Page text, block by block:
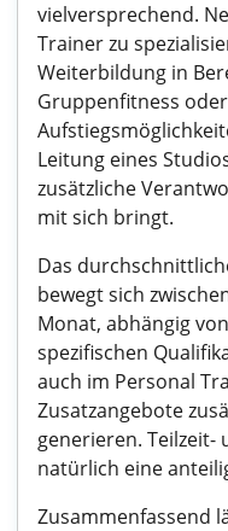
vielversprechend.
Trainer zu
Weiterbildung in
Gruppenfitness
Leitung eines
zusätzliche
mit sich bringt.
Das
bewegt sich
Monat, abhängig
spezifischen
auch im Personal
Zusatzangebote
generieren.
natürlich eine
Zusammenfassend